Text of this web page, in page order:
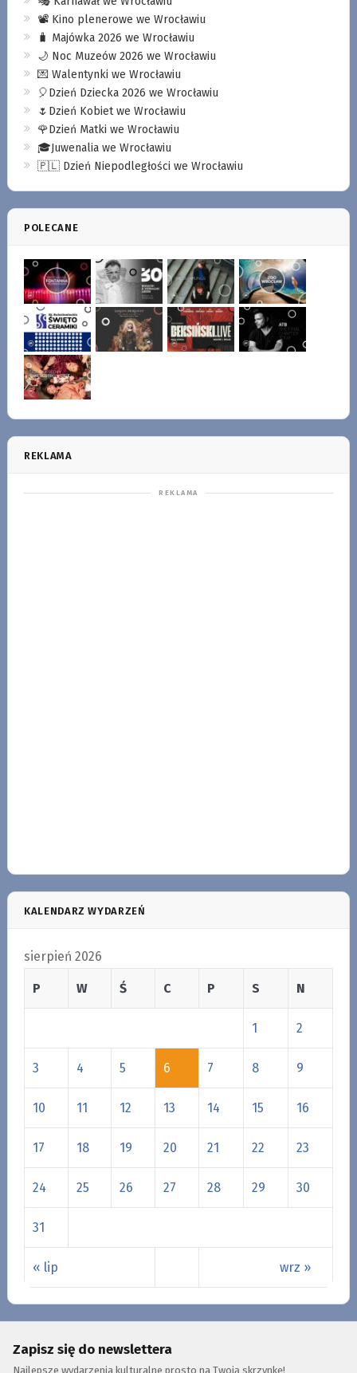
📽️ Kino plenerowe we Wrocławiu
🧳 Majówka 2026 we Wrocławiu
🌙 Noc Muzeów 2026 we Wrocławiu
💌 Walentynki we Wrocławiu
🎈Dzień Dziecka 2026 we Wrocławiu
🌷Dzień Kobiet we Wrocławiu
🌹Dzień Matki we Wrocławiu
🎓Juwenalia we Wrocławiu
🇵🇱 Dzień Niepodległości we Wrocławiu
POLECANE
REKLAMA
KALENDARZ WYDARZEŃ
sierpień 2026
P W Ś C P S N
« lip wrz »
1 2
3 4 5 6 7 8 9
10 11 12 13 14 15 16
17 18 19 20 21 22 23
24 25 26 27 28 29 30
31
Zapisz się do newslettera
Najlepsze wydarzenia kulturalne prosto na Twoją skrzynkę!